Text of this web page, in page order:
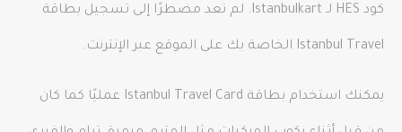
كود HES لـ Istanbulkart. لم تعد مضطرًا إلى تسجيل بطاقة
Istanbul Travel الخاصة بك على الموقع عبر الإنترنت.
يمكنك استخدام بطاقة Istanbul Travel Card عمليًا كما كان